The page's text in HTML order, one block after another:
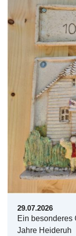
29.07.2026
Ein besonderes
Jahre Heideruh